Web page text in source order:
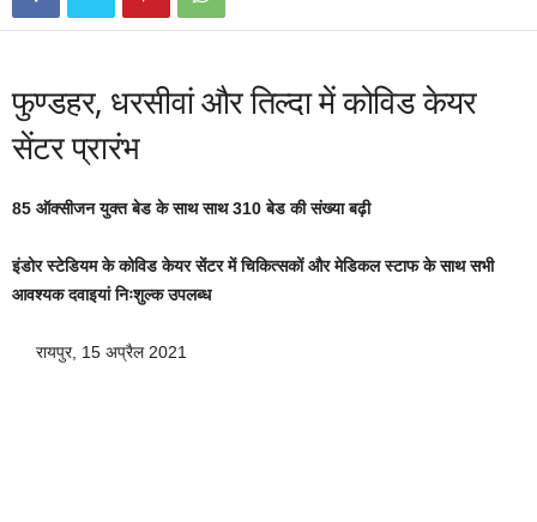
फुण्डहर, धरसीवां और तिल्दा में कोविड केयर
सेंटर प्रारंभ
85 ऑक्सीजन युक्त बेड के साथ साथ 310 बेड की संख्या बढ़ी
इंडोर स्टेडियम के कोविड केयर सेंटर में चिकित्सकों और मेडिकल स्टाफ के साथ सभी
आवश्यक दवाइयां निःशुल्क उपलब्ध
रायपुर, 15 अप्रैल 2021